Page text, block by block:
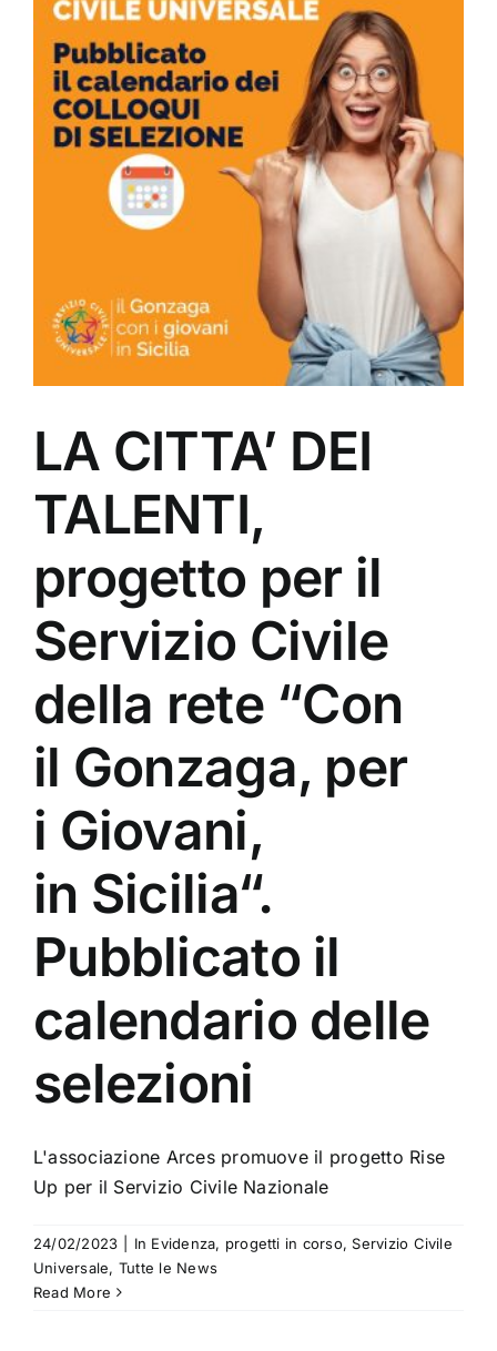
LA CITTA’ DEI
TALENTI,
progetto per il
Servizio Civile
della rete “Con
il Gonzaga, per
i Giovani,
in Sicilia“.
Pubblicato il
calendario delle
selezioni
L'associazione Arces promuove il progetto Rise
Up per il Servizio Civile Nazionale
24/02/2023 In Evidenza, progetti in corso,Servizio Civile
Universale, Tutte le News
Read More